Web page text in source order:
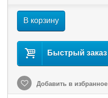
В корзину
Быстрый заказ
Добавить в избранное